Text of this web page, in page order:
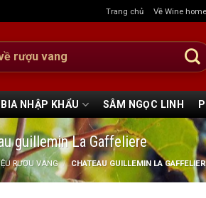
Trang chủ Về Wine home
BIA NHẬP KHẨU SÂM NGỌC LINH
guillemin La Gaffeliere
RƯỢU VANG / CHATEAU GUILLEMIN LA